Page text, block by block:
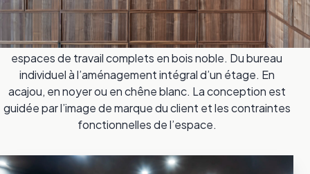
qualité de l’assemblage et la cohérence du design
envoient un message avant même qu’un mot soit
prononcé. Chez MICHELENA, nous concevons des
espaces de travail complets en bois noble. Du bureau
individuel à l’aménagement intégral d’un étage. En
acajou, en noyer ou en chêne blanc. La conception est
guidée par l’image de marque du client et les contraintes
fonctionnelles de l’espace.